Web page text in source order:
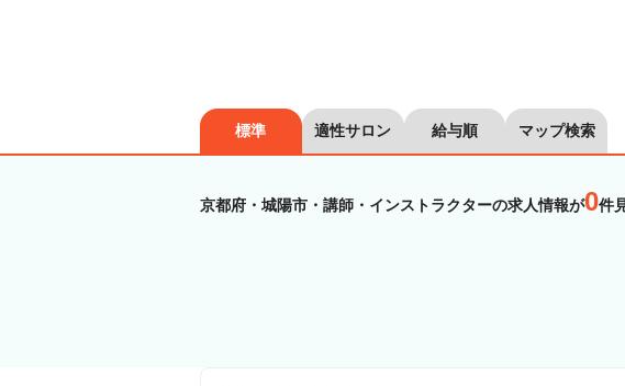
標準 適性サロン 給与順 マップ検索
京都府・城陽市・講師・インストラクターの求人情報が0件